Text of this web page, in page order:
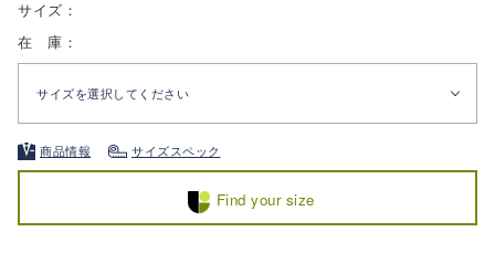
サイズ：
在 庫：
サイズを選択してください
商品情報 サイズスペック
Find your size